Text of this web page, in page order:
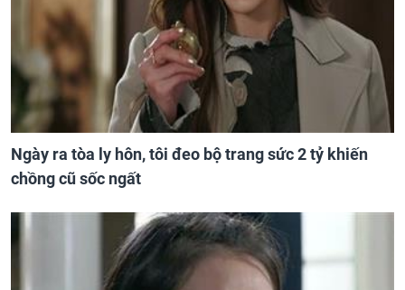
Ngày ra tòa ly hôn, tôi đeo bộ trang sức 2 tỷ khiến
chồng cũ sốc ngất